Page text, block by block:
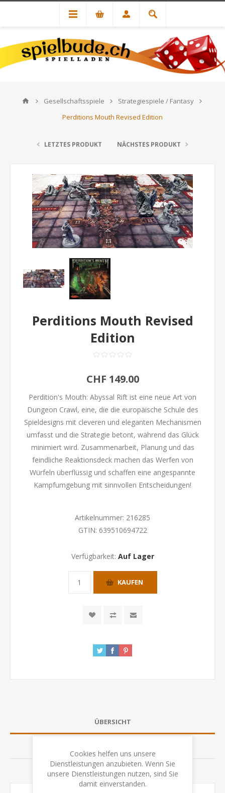
Gesellschaftsspiele
Strategiespiele / Fantasy
Perditions Mouth Revised Edition
LETZTES PRODUKT NÄCHSTES PRODUKT
Perditions Mouth Revised
Edition
CHF 149.00
Perdition's Mouth: Abyssal Rift ist eine neue Art von
Dungeon Crawl, eine, die die europäische Schule des
Spieldesigns mit cleveren und eleganten Mechanismen
umfasst und die Strategie betont, während das Glück
minimiert wird. Zusammenarbeit, Planung und das
feindliche Reaktionsdeck machen das Werfen von
Würfeln überflüssig und schaffen eine angespannte
Kampfumgebung mit sinnvollen Entscheidungen!
Artikelnummer: 216285
GTIN: 639510694722
Verfügbarkeit: Auf Lager
KAUFEN
ÜBERSICHT
KONTAKTIEREN SIE UNS
Cookies helfen uns unsere
Dienstleistungen anzubieten. Wenn Sie
unsere Dienstleistungen nutzen, sind Sie
damit einverstanden.